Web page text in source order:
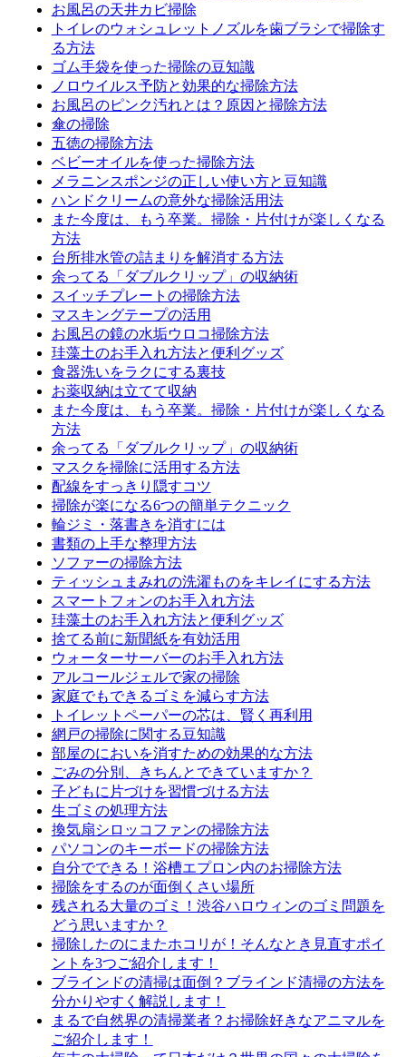
お風呂の天井カビ掃除
トイレのウォシュレットノズルを歯ブラシで掃除す
る方法
ゴム手袋を使った掃除の豆知識
ノロウイルス予防と効果的な掃除方法
お風呂のピンク汚れとは？原因と掃除方法
傘の掃除
五徳の掃除方法
ベビーオイルを使った掃除方法
メラニンスポンジの正しい使い方と豆知識
ハンドクリームの意外な掃除活用法
また今度は、もう卒業。掃除・片付けが楽しくなる
方法
台所排水管の詰まりを解消する方法
余ってる「ダブルクリップ」の収納術
スイッチプレートの掃除方法
マスキングテープの活用
お風呂の鏡の水垢ウロコ掃除方法
珪藻土のお手入れ方法と便利グッズ
食器洗いをラクにする裏技
お薬収納は立てて収納
また今度は、もう卒業。掃除・片付けが楽しくなる
方法
余ってる「ダブルクリップ」の収納術
マスクを掃除に活用する方法
配線をすっきり隠すコツ
掃除が楽になる6つの簡単テクニック
輪ジミ・落書きを消すには
書類の上手な整理方法
ソファーの掃除方法
ティッシュまみれの洗濯ものをキレイにする方法
スマートフォンのお手入れ方法
珪藻土のお手入れ方法と便利グッズ
捨てる前に新聞紙を有効活用
ウォーターサーバーのお手入れ方法
アルコールジェルで家の掃除
家庭でもできるゴミを減らす方法
トイレットペーパーの芯は、賢く再利用
網戸の掃除に関する豆知識
部屋のにおいを消すための効果的な方法
ごみの分別、きちんとできていますか？
子どもに片づけを習慣づける方法
生ゴミの処理方法
換気扇シロッコファンの掃除方法
パソコンのキーボードの掃除方法
自分でできる！浴槽エプロン内のお掃除方法
掃除をするのが面倒くさい場所
残される大量のゴミ！渋谷ハロウィンのゴミ問題を
どう思いますか？
掃除したのにまたホコリが！そんなとき見直すポイ
ントを3つご紹介します！
ブラインドの清掃は面倒？ブラインド清掃の方法を
分かりやすく解説します！
まるで自然界の清掃業者？お掃除好きなアニマルを
ご紹介します！